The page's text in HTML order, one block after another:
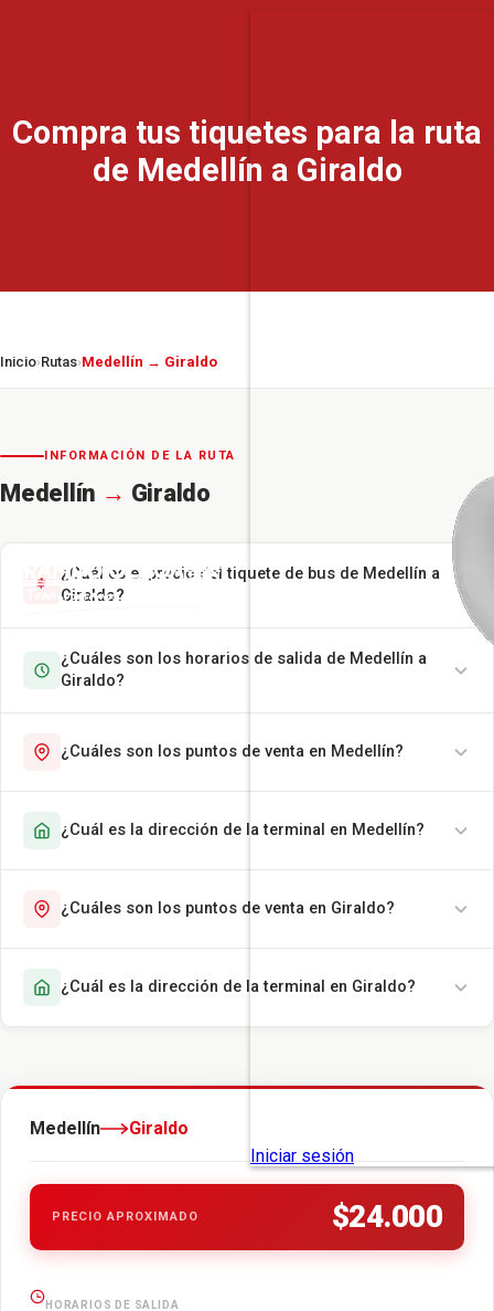
Compra tus tiquetes para la ruta
de Medellín a Giraldo
Inicio›Rutas›Medellín → Giraldo
INFORMACIÓN DE LA RUTA
Medellín → Giraldo
¿Cuál es el precio del tiquete de bus de Medellín a
Giraldo?
¿Cuáles son los horarios de salida de Medellín a
Giraldo?
¿Cuáles son los puntos de venta en Medellín?
¿Cuál es la dirección de la terminal en Medellín?
¿Cuáles son los puntos de venta en Giraldo?
¿Cuál es la dirección de la terminal en Giraldo?
Medellín Giraldo
PRECIO APROXIMADO $24.000
HORARIOS DE SALIDA